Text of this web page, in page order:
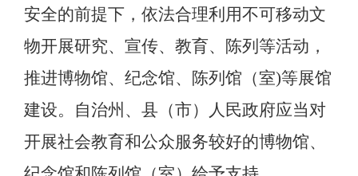
安全的前提下，依法合理利用不可移动文
物开展研究、宣传、教育、陈列等活动，
推进博物馆、纪念馆、陈列馆（室)等展馆
建设。自治州、县（市）人民政府应当对
开展社会教育和公众服务较好的博物馆、